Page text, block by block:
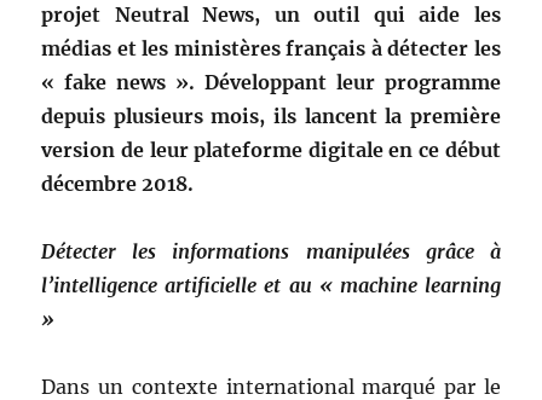
projet Neutral News, un outil qui aide les
médias et les ministères français à détecter les
« fake news ». Développant leur programme
depuis plusieurs mois, ils lancent la première
version de leur plateforme digitale en ce début
décembre 2018.
Détecter les informations manipulées grâce à
l’intelligence artificielle et au « machine learning
»
Dans un contexte international marqué par le